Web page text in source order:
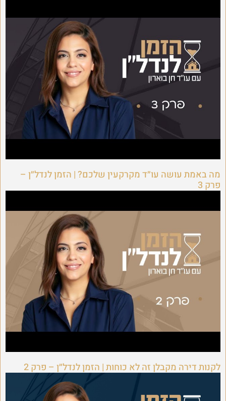
מה באמת עושה עו״ד מקרקעין שלכם? | הזמן לנדל״ן –
פרק 3
לקנות דירה מקבלן זה לא כוחות | הזמן לנדל״ן – פרק 2